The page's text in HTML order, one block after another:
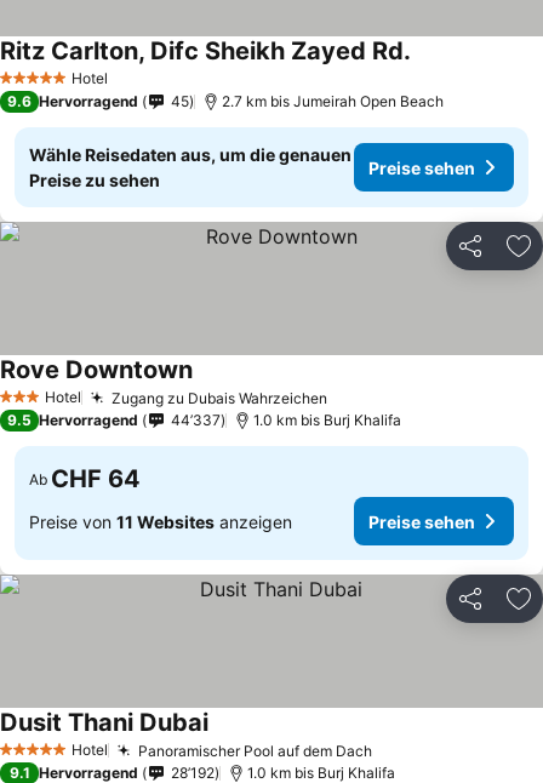
5 Sterne Hotel
Ritz Carlton, Difc Sheikh Zayed Rd.
9.6 Hervorragend 45 2.7 km bis Jumeirah Open Beach
Wähle Reisedaten aus, um die genauen
Preise zu sehen
Preise sehen
Teilen
3 SterneHotel Zugang zu Dubais Wahrzeichen
Rove Downtown
9.5 Hervorragend 44’337 1.0 km bis Burj Khalifa
Ab CHF 64
Preise von 11 Websites anzeigen Preise sehen
Teilen
5 Sterne Hotel Panoramischer Pool auf dem Dach
Dusit Thani Dubai
9.1 Hervorragend 28’192 1.0 km bis Burj Khalifa